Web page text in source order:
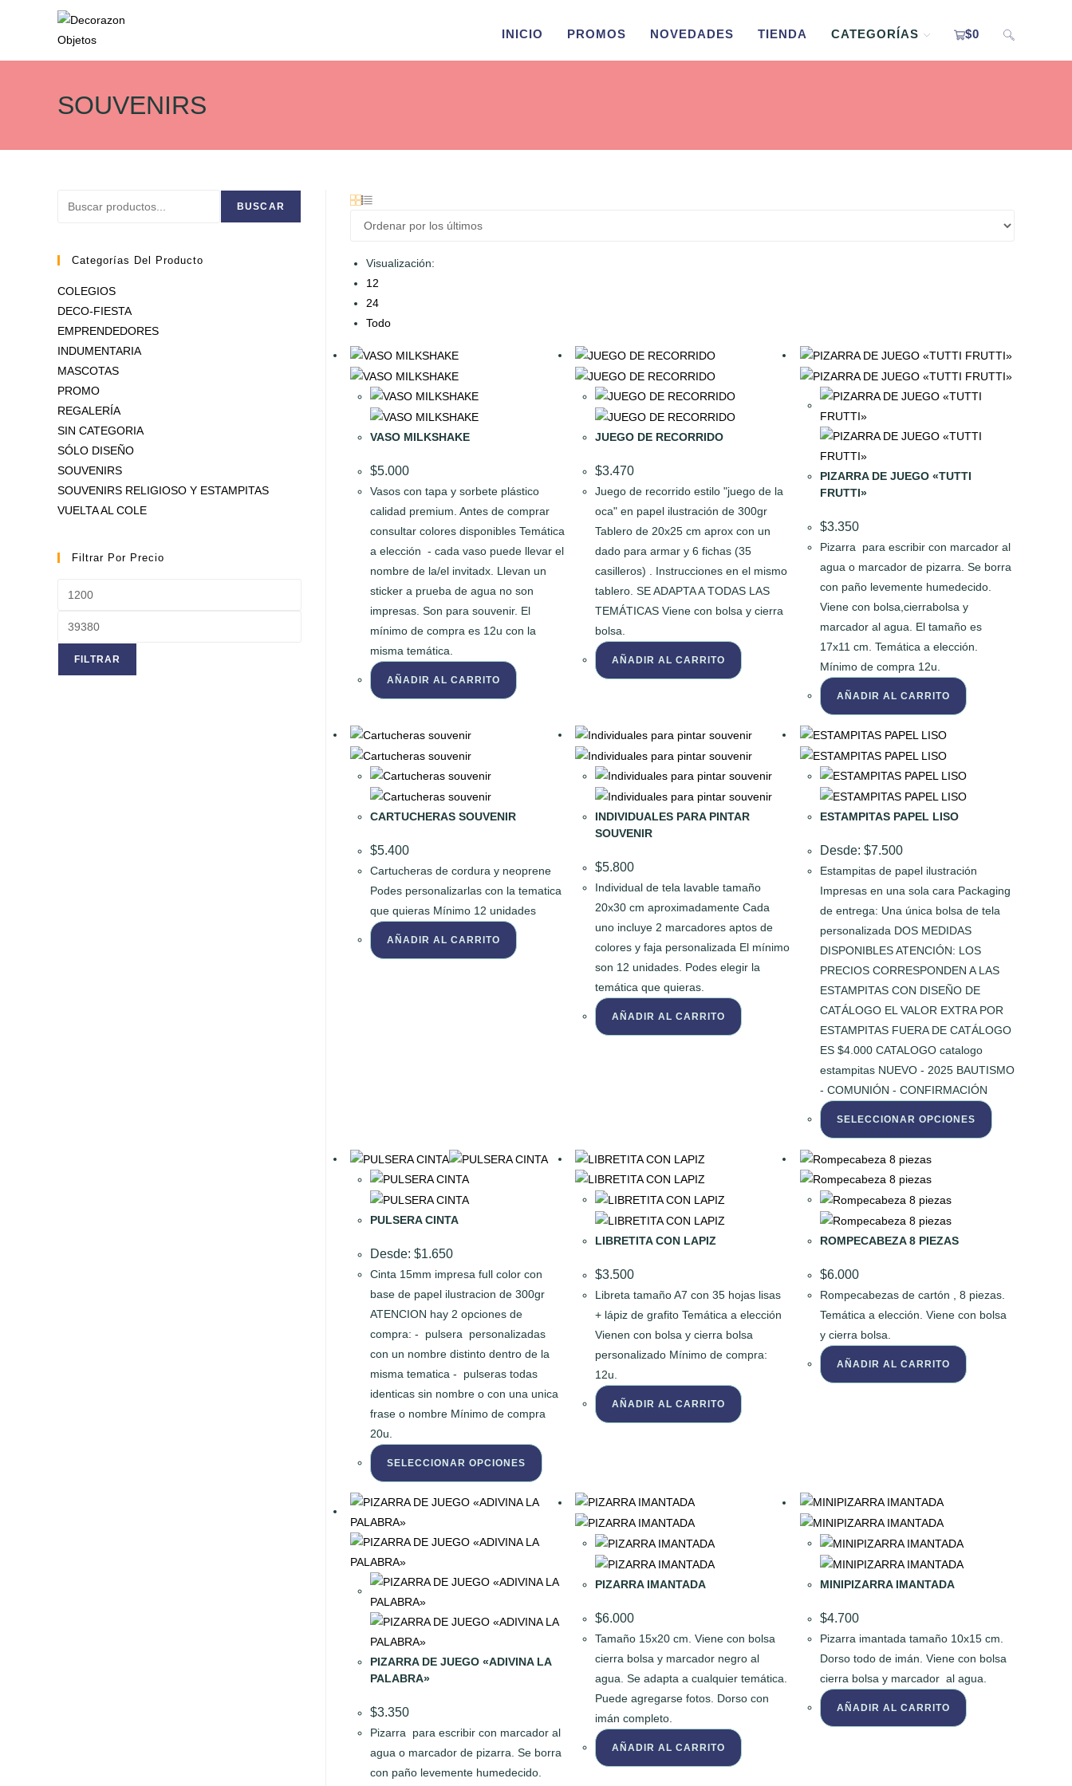
INICIO PROMOS NOVEDADES TIENDA CATEGORÍAS $0 ALTERNAR
SOUVENIRS
Visualización:
12
24
Todo
VASO MILKSHAKE
$5.000
Vasos con tapa y sorbete plástico
calidad premium. Antes de comprar
consultar colores disponibles Temática
a elección - cada vaso puede llevar el
nombre de la/el invitadx. Llevan un
sticker a prueba de agua no son
impresas. Son para souvenir. El
mínimo de compra es 12u con la
misma temática.
AÑADIR AL CARRITO
JUEGO DE RECORRIDO
$3.470
Juego de recorrido estilo "juego de la
oca" en papel ilustración de 300gr
Tablero de 20x25 cm aprox con un
dado para armar y 6 fichas (35
casilleros) . Instrucciones en el mismo
tablero. SE ADAPTA A TODAS LAS
TEMÁTICAS Viene con bolsa y cierra
bolsa.
AÑADIR AL CARRITO
PIZARRA DE JUEGO «TUTTI
FRUTTI»
$3.350
Pizarra para escribir con marcador al
agua o marcador de pizarra. Se borra
con paño levemente humedecido.
Viene con bolsa,cierrabolsa y
marcador al agua. El tamaño es
17x11 cm. Temática a elección.
Mínimo de compra 12u.
AÑADIR AL CARRITO
CARTUCHERAS SOUVENIR
$5.400
Cartucheras de cordura y neoprene
Podes personalizarlas con la tematica
que quieras Mínimo 12 unidades
AÑADIR AL CARRITO
INDIVIDUALES PARA PINTAR
SOUVENIR
$5.800
Individual de tela lavable tamaño
20x30 cm aproximadamente Cada
uno incluye 2 marcadores aptos de
colores y faja personalizada El mínimo
son 12 unidades. Podes elegir la
temática que quieras.
AÑADIR AL CARRITO
ESTAMPITAS PAPEL LISO
Desde: $7.500
Estampitas de papel ilustración
Impresas en una sola cara Packaging
de entrega: Una única bolsa de tela
personalizada DOS MEDIDAS
DISPONIBLES ATENCIÓN: LOS
PRECIOS CORRESPONDEN A LAS
ESTAMPITAS CON DISEÑO DE
CATÁLOGO EL VALOR EXTRA POR
ESTAMPITAS FUERA DE CATÁLOGO
ES $4.000 CATALOGO catalogo
estampitas NUEVO - 2025 BAUTISMO
- COMUNIÓN - CONFIRMACIÓN
SELECCIONAR OPCIONES
Este
producto
en
PULSERA CINTA
Desde: $1.650
Cinta 15mm impresa full color con
base de papel ilustracion de 300gr
ATENCION hay 2 opciones de
compra: - pulsera personalizadas
con un nombre distinto dentro de la
misma tematica - pulseras todas
identicas sin nombre o con una unica
frase o nombre Mínimo de compra
20u.
SELECCIONAR OPCIONES
Este
producto
múltiples
producto
LIBRETITA CON LAPIZ
$3.500
Libreta tamaño A7 con 35 hojas lisas
+ lápiz de grafito Temática a elección
Vienen con bolsa y cierra bolsa
personalizado Mínimo de compra:
12u.
AÑADIR AL CARRITO
ROMPECABEZA 8 PIEZAS
$6.000
Rompecabezas de cartón , 8 piezas.
Temática a elección. Viene con bolsa
y cierra bolsa.
AÑADIR AL CARRITO
PIZARRA DE JUEGO «ADIVINA LA
PALABRA»
$3.350
Pizarra para escribir con marcador al
agua o marcador de pizarra. Se borra
con paño levemente humedecido.
PIZARRA IMANTADA
$6.000
Tamaño 15x20 cm. Viene con bolsa
cierra bolsa y marcador negro al
agua. Se adapta a cualquier temática.
Puede agregarse fotos. Dorso con
imán completo.
AÑADIR AL CARRITO
MINIPIZARRA IMANTADA
$4.700
Pizarra imantada tamaño 10x15 cm.
Dorso todo de imán. Viene con bolsa
cierra bolsa y marcador al agua.
AÑADIR AL CARRITO
BUSCAR
Categorías Del Producto
COLEGIOS
DECO-FIESTA
EMPRENDEDORES
INDUMENTARIA
MASCOTAS
PROMO
REGALERÍA
SIN CATEGORIA
SÓLO DISEÑO
SOUVENIRS
SOUVENIRS RELIGIOSO Y ESTAMPITAS
VUELTA AL COLE
Filtrar Por Precio
FILTRAR